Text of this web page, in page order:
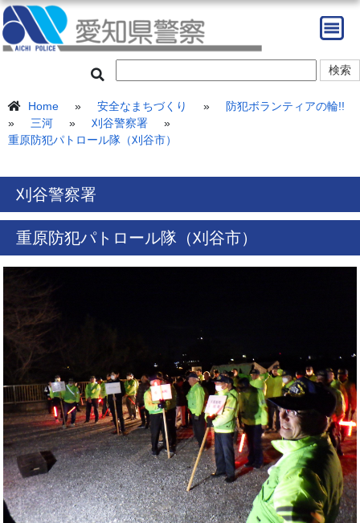
Home » 安全なまちづくり »
防犯ボランティアの輪!!
»
三河 » 刈谷警察署
»
重原防犯パトロール隊（刈谷市）
刈谷警察署
重原防犯パトロール隊（刈谷市）